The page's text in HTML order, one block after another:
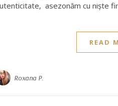
asezonăm cu niște
READ
Roxana P.